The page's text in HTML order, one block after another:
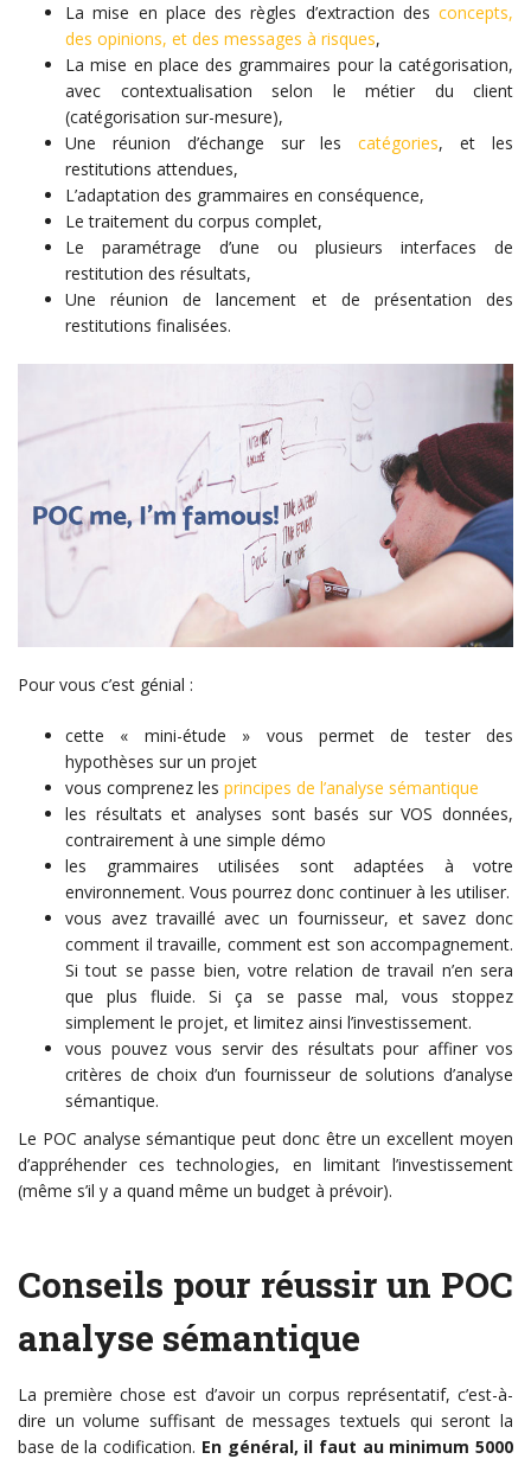
La mise en place des règles d’extraction des concepts,
des opinions, et des messages à risques,
La mise en place des grammaires pour la catégorisation,
avec contextualisation selon le métier du client
(catégorisation sur-mesure),
Une réunion d’échange sur lescatégories, et les
restitutions attendues,
L’adaptation des grammaires en conséquence,
Le traitement du corpus complet,
Le paramétrage d’une ou plusieurs interfaces de
restitution des résultats,
Une réunion de lancement et de présentation des
restitutions finalisées.
Pour vous c’est génial :
cette « mini-étude » vous permet de tester des
hypothèses sur un projet
vous comprenez les principes de l’analyse sémantique
les résultats et analyses sont basés sur VOS données,
contrairement à une simple démo
les grammaires utilisées sont adaptées à votre
environnement. Vous pourrez donc continuer à les utiliser.
vous avez travaillé avec un fournisseur, et savez donc
comment il travaille, comment est son accompagnement.
Si tout se passe bien, votre relation de travail n’en sera
que plus fluide. Si ça se passe mal, vous stoppez
simplement le projet, et limitez ainsi l’investissement.
vous pouvez vous servir des résultats pour affiner vos
critères de choix d’un fournisseur de solutions d’analyse
sémantique.
Le POC analyse sémantique peut donc être un excellent moyen
d’appréhender ces technologies, en limitant l’investissement
(même s’il y a quand même un budget à prévoir).
Conseils pour réussir un POC
analyse sémantique
La première chose est d’avoir un corpus représentatif, c’est-à-
dire un volume suffisant de messages textuels qui seront la
base de la codification. En général, il faut au minimum 5000